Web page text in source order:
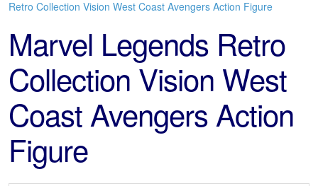
Retro Collection Vision West Coast Avengers Action Figure
Marvel Legends Retro
Collection Vision West
Coast Avengers Action
Figure